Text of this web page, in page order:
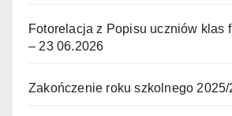
Fotorelacja z Popisu uczniów klas
– 23 06.2026
Zakończenie roku szkolnego 2025/